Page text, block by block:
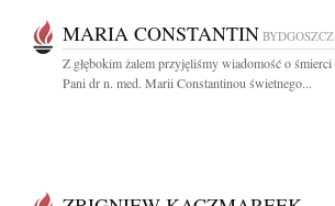
MARIA CONSTANTIN BYDGOSZCZ
Z głębokim żalem przyjęliśmy wiadomość o śmierci
Pani dr n. med. Marii Constantinou świetnego...